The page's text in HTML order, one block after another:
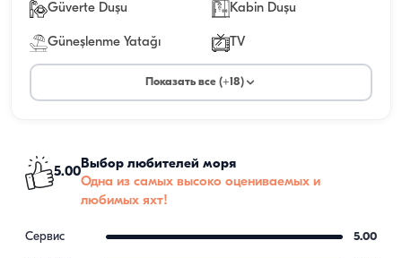
Güverte Duşu Kabin Duşu
Güneşlenme Yatağı TV
Показать все (+18)
5.00
Выбор любителей моря
Одна из самых высоко оцениваемых и
любимых яхт!
Сервис 5.00